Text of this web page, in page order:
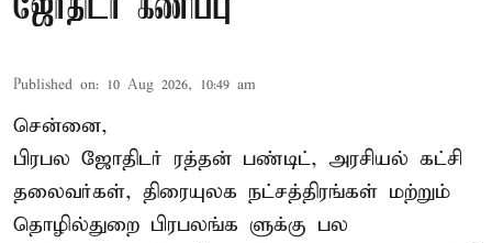
ஜோதிடர் கணிப்பு
Published on: 10 Aug 2026, 10:49 am
சென்னை,
பிரபல ஜோதிடர் ரத்தன் பண்டிட், அரசியல் கட்சி
தலைவர்கள், திரையுலக நட்சத்திரங்கள் மற்றும்
தொழில்துறை பிரபலங்க ளுக்கு பல